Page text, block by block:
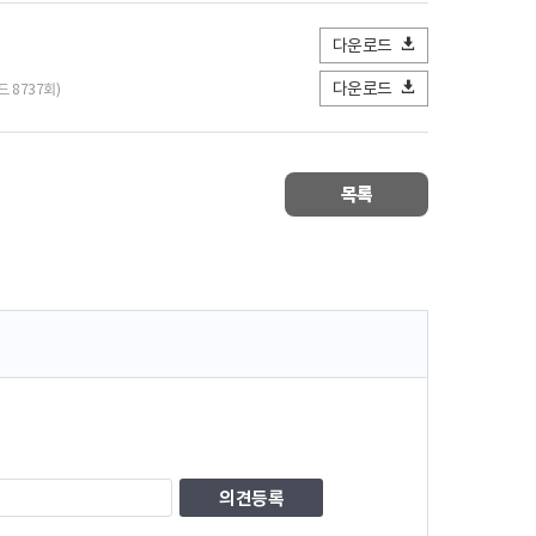
다운로드
8737회) 다운로드
목록